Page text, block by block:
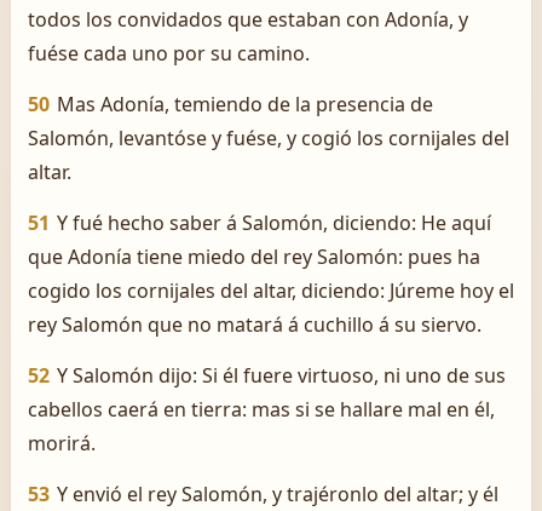
todos los convidados que estaban con Adonía, y
fuése cada uno por su camino.
50 Mas Adonía, temiendo de la presencia de
Salomón, levantóse y fuése, y cogió los cornijales del
altar.
51 Y fué hecho saber á Salomón, diciendo: He aquí
que Adonía tiene miedo del rey Salomón: pues ha
cogido los cornijales del altar, diciendo: Júreme hoy el
rey Salomón que no matará á cuchillo á su siervo.
52 Y Salomón dijo: Si él fuere virtuoso, ni uno de sus
cabellos caerá en tierra: mas si se hallare mal en él,
morirá.
53 Y envió el rey Salomón, y trajéronlo del altar; y él